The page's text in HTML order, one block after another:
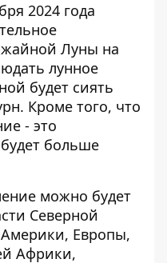
2024 года
Луны на
лунное
будет сиять
Кроме того, что
- это
больше
можно будет
Северной
Европы,
Африки,